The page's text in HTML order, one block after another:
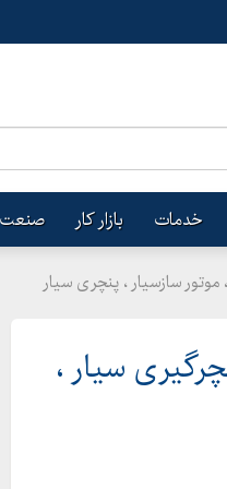
خدمات بازار کار صنعت
سازسیار ، پنچری سیار
سیار ،